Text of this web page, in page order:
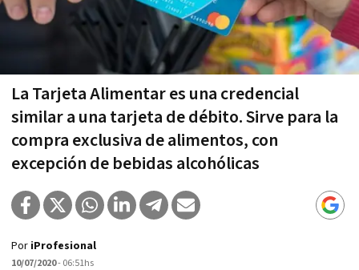
La Tarjeta Alimentar es una credencial
similar a una tarjeta de débito. Sirve para la
compra exclusiva de alimentos, con
excepción de bebidas alcohólicas
Por iProfesional
10/07/2020- 06:51hs